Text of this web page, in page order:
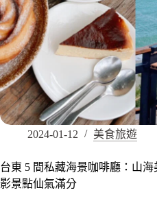
2024-01-12 美食旅遊
台東 5 間私藏海景咖啡廳：山
影景點仙氣滿分